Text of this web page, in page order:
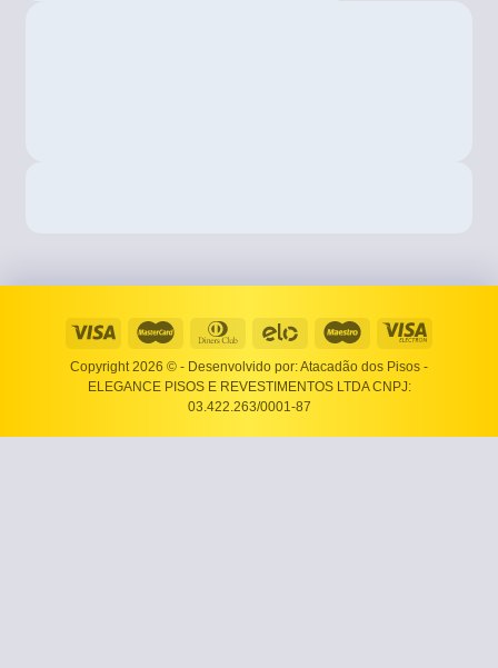
Copyright 2026 © - Desenvolvido por: Atacadão dos Pisos -
ELEGANCE PISOS E REVESTIMENTOS LTDA CNPJ:
03.422.263/0001-87